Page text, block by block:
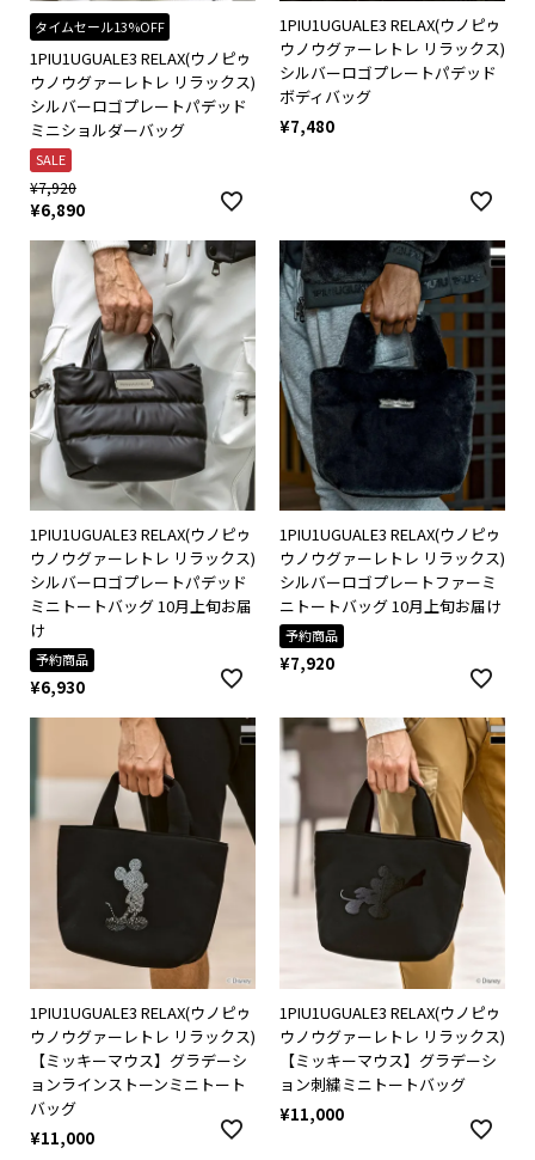
タイムセール13%OFF
1PIU1UGUALE3 RELAX(ウノピゥ
ウノウグァーレトレ リラックス)
シルバーロゴプレートパデッド
ミニショルダーバッグ
SALE
¥7,920
¥6,890
1PIU1UGUALE3 RELAX(ウノピゥ
ウノウグァーレトレ リラックス)
シルバーロゴプレートパデッド
ボディバッグ
¥7,480
1PIU1UGUALE3 RELAX(ウノピゥ
ウノウグァーレトレ リラックス)
シルバーロゴプレートパデッド
ミニトートバッグ 10月上旬お届
け
予約商品
¥6,930
1PIU1UGUALE3 RELAX(ウノピゥ
ウノウグァーレトレ リラックス)
シルバーロゴプレートファーミ
ニトートバッグ 10月上旬お届け
予約商品
¥7,920
1PIU1UGUALE3 RELAX(ウノピゥ
ウノウグァーレトレ リラックス)
【ミッキーマウス】グラデーシ
ョンラインストーンミニトート
バッグ
¥11,000
1PIU1UGUALE3 RELAX(ウノピゥ
ウノウグァーレトレ リラックス)
【ミッキーマウス】グラデーシ
ョン刺繍ミニトートバッグ
¥11,000